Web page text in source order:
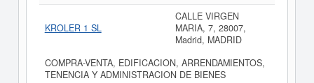
KROLER 1 SL
CALLE VIRGEN
MARIA, 7, 28007,
Madrid, MADRID
COMPRA-VENTA, EDIFICACION, ARRENDAMIENTOS,
TENENCIA Y ADMINISTRACION DE BIENES